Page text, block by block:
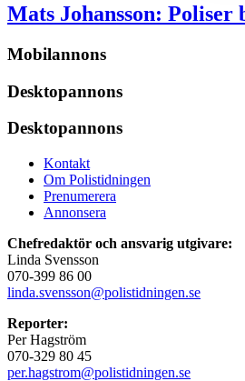
Mats Johansson: Poliser
Mobilannons
Desktopannons
Desktopannons
Kontakt
Om Polistidningen
Prenumerera
Annonsera
Chefredaktör och ansvarig utgivare:
Linda Svensson
070-399 86 00
linda.svensson@polistidningen.se
Reporter:
Per Hagström
070-329 80 45
per.hagstrom@polistidningen.se